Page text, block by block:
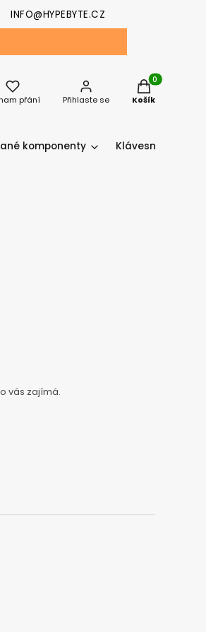
INFO@HYPEBYTE.CZ
přání Přihlaste se
Produkty v
Košík
komponenty Klávesnice a myši
vás zajímá.